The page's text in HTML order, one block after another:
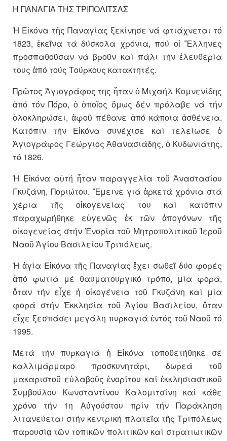
Η ΠΑΝΑΓΙΑ ΤΗΣ ΤΡΙΠΟΛΙΤΣΑΣ
Ἡ Εἰκόνα τῆς Παναγίας ξεκίνησε νά φτιάχνεται τό
1823, ἐκεῖνα τά δύσκολα χρόνια, πού οἱ Ἕλληνες
προσπαθοῦσαν νά βροῦν καί πάλι τήν ἐλευθερία
τους ἀπό τούς Τούρκους κατακτητές.
Πρῶτος Ἁγιογράφος της ἦταν ὁ Μιχαήλ Κομνενίδης
ἀπό τόν Πόρο, ὁ ὁποῖος ὅμως δέν πρόλαβε νά τήν
ὁλοκληρώσει, ἀφοῦ πέθανε ἀπό κάποια ἀσθένεια.
Κατόπιν τήν Εἰκόνα συνέχισε καί τελείωσε ὁ
Ἁγιογράφος Γεώργιος Ἀθανασιάδης, ὁ Κυδωνιάτης,
τό 1826.
Ἡ Εἰκόνα αὐτή ἦταν παραγγελία τοῦ Ἀναστασίου
Γκυζάνη, Ποριώτου. Ἔμεινε γιά ἀρκετά χρόνια στά
χέρια τῆς οἰκογενείας του καί κατόπιν
παραχωρήθηκε εὐγενῶς ἐκ τῶν ἀπογόνων τῆς
οἰκογενείας στήν Ἐνορία τοῦ Μητροπολιτικοῦ Ἱεροῦ
Ναοῦ Ἁγίου Βασιλείου Τριπόλεως.
Ἡ ἁγία Εἰκόνα τῆς Παναγίας ἔχει σωθεῖ δύο φορές
ἀπό φωτιά μέ θαυματουργικό τρόπο, μία φορά,
ὅταν τήν εἶχε ἡ οἰκογένεια τοῦ Γκυζάνη καί μία
φορά στήν Ἐκκλησία τοῦ Ἁγίου Βασιλείου, ὅταν
εἶχε ξεσπάσει μεγάλη πυρκαγιά ἐντός τοῦ Ναοῦ τό
1995.
Μετά τήν πυρκαγιά ἡ Εἰκόνα τοποθετήθηκε σέ
καλλιμάρμαρο προσκυνητάρι, δωρεά τοῦ
μακαριστοῦ εὐλαβοῦς ἐνορίτου καί ἐκκλησιαστικοῦ
Συμβούλου Κωνσταντίνου Καλομιτσίνη καί κάθε
χρόνο τήν 1η Αὐγούστου πρίν τήν Παράκληση
λιτανεύεται στήν κεντρική πλατεῖα τῆς Τριπόλεως
παρουσίᾳ τῶν τοπικῶν πολιτικῶν καί στρατιωτικῶν